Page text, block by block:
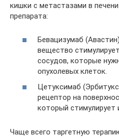
кишки с метастазами в
препарата:
Бевацизумаб
вещество
сосудов, которые
опухолевых клеток.
Цетуксимаб
рецептор на
который стимулирует
Чаще всего таргетную